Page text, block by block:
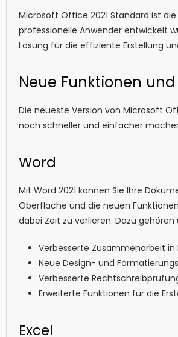
Microsoft Office 2021 Standard ist
professionelle Anwender entwickelt
Lösung für die effiziente Erstellung
Neue Funktionen und
Die neueste Version von Microsoft
noch schneller und einfacher
Word
Mit Word 2021 können Sie Ihre
Oberfläche und die neuen
dabei Zeit zu verlieren. Dazu
Verbesserte Zusammenarbeit in
Neue Design- und
Verbesserte
Erweiterte Funktionen für die
Excel